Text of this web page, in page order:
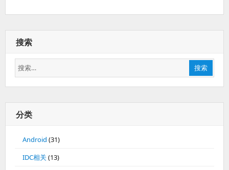
搜索
搜
索：
搜索
分类
Android (31)
IDC相关(13)